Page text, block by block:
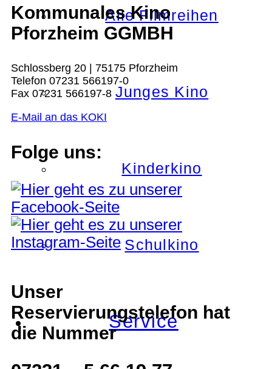
Alle Filmreihen
Junges Kino
Kinderkino
Schulkino
Service
Kommunales Kino
Pforzheim GGMBH
Schlossberg 20 | 75175 Pforzheim
Telefon 07231 566197-0
Fax 07231 566197-8
E-Mail an das KOKI
Folge uns:
Unser
Reservierungstelefon hat
die Nummer